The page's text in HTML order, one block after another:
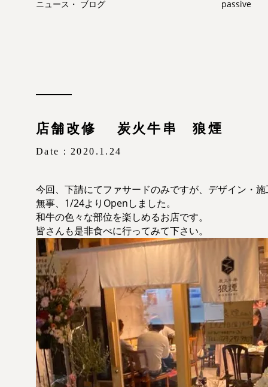
ニュース ・ ブログ passive
店舗改修 炭火牛串 狼煙
Date：2020.1.24
今回、下請にてファサードのみですが、デザイン・
無事、1/24よりOpenしました。
和牛の色々な部位を楽しめるお店です。
皆さんも是非食べに行ってみて下さい。